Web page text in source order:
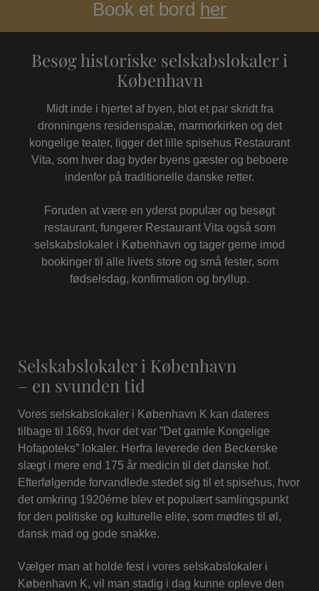
Book et bord her
Besøg historiske selskabslokaler i
København
Midt inde i hjertet af byen, blot et par skridt fra
dronningens residenspalæ, marmorkirken og det
kongelige teater, ligger det lille spisehus Restaurant
Vita, som hver dag byder byens gæster og beboere
indenfor på traditionelle danske retter.
Foruden at være en yderst populær og besøgt
restaurant, fungerer Restaurant Vita også som
selskabslokaler i København og tager gerne imod
bookinger til alle livets store og små fester, som
fødselsdag, konfirmation og bryllup.
Selskabslokaler i København
– en svunden tid
Vores selskabslokaler i København K kan dateres
tilbage til 1669, hvor det var ”Det gamle Kongelige
Hofapoteks” lokaler. Herfra leverede den Beckerske
slægt i mere end 175 år medicin til det danske hof.
Efterfølgende forvandlede stedet sig til et spisehus, hvor
det omkring 1920érne blev et populært samlingspunkt
for den politiske og kulturelle elite, som mødtes til øl,
dansk mad og gode snakke.
Vælger man at holde fest i vores selskabslokaler i
København K, vil man stadig i dag kunne opleve den